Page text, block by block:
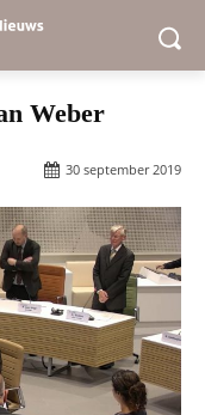
Weber
30 september 2019